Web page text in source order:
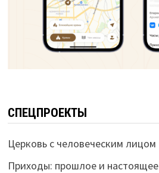
СПЕЦПРОЕКТЫ
Церковь с человеческим лицом
Приходы: прошлое и настоящее